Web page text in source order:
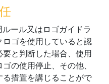
ール又はロゴガイドラ
ゴを使用していると認
と判断した場合、使用
の使用停止、その他、
措置を講じることがで